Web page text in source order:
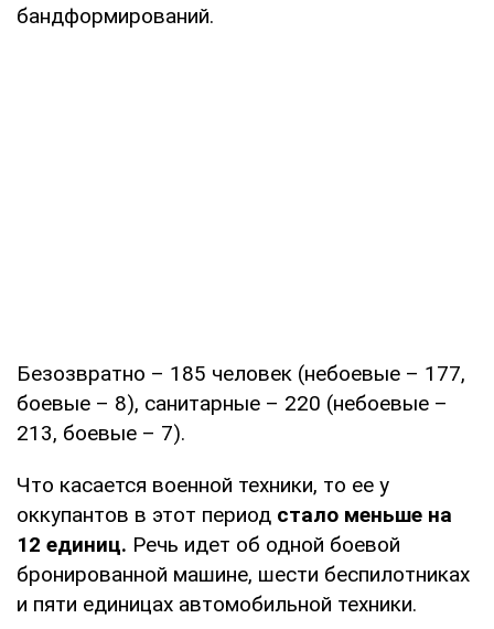
бандформирований.
Безозвратно – 185 человек (небоевые – 177,
боевые – 8), санитарные – 220 (небоевые –
213, боевые – 7).
Что касается военной техники, то ее у
оккупантов в этот период стало меньше на
12 единиц. Речь идет об одной боевой
бронированной машине, шести беспилотниках
и пяти единицах автомобильной техники.